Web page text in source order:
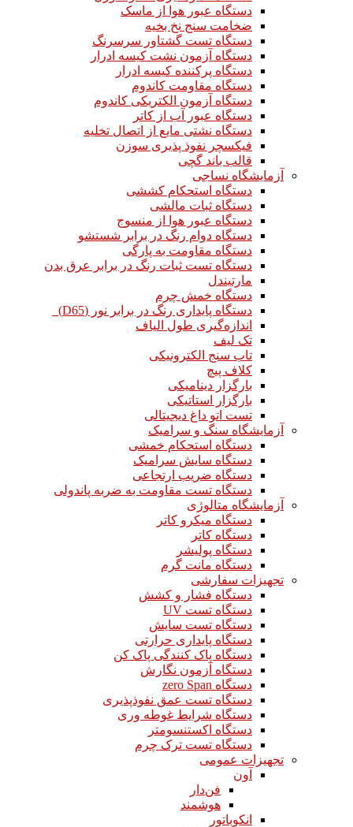
دستگاه عبور هوا از ماسک
ضخامت سنج نخ بخیه
دستگاه تست گشتاور سرسرنگ
دستگاه آزمون نشت کیسه ادرار
دستگاه پرکننده کیسه ادرار
دستگاه مقاومت کاندوم
دستگاه آزمون الکتریکی کاندوم
دستگاه عبور آب از کاتر
دستگاه نشتی مایع از اتصال تخلیه
فیکسچر نفوذ پذیری سوزن
قالب باند گچی
آزمایشگاه نساجی
دستگاه استحکام کششی
دستگاه ثبات مالشی
دستگاه عبور هوا از منسوج
دستگاه دوام رنگ در برابر شستشو
دستگاه مقاومت به پارگی
دستگاه تست ثبات رنگ در برابر عرق بدن
مارتیندل
دستگاه خمش چرم
دستگاه پایداری رنگ در برابر نور (D65)
اندازه‌گیری طول الیاف
تک لیف
تاب سنج الکترونیکی
کلاف پیچ
بارگزار دینامیکی
بارگزار استاتیکی
تست اتو داغ دیجیتالی
آزمایشگاه سنگ و سرامیک
دستگاه استحکام خمشی
دستگاه سایش سرامیک
دستگاه ضریب ارتجاعی
دستگاه تست مقاومت به ضربه پاندولی
آزمایشگاه متالوژی
دستگاه میکرو کاتر
دستگاه کاتر
دستگاه پولیشر
دستگاه مانت گرم
تجهیزات سفارشی
دستگاه فشار و کشش
دستگاه تست UV
دستگاه تست سایش
دستگاه پایداری حرارتی
دستگاه پاک کنندگی پاک کن
دستگاه آزمون نگارش
دستگاه zero Span
دستگاه تست عمق نفوذپذیری
دستگاه شرایط غوطه وری
دستگاه اکستنسومتر
دستگاه تست ترک چرم
تجهیزات عمومی
آون
فن‌دار
هوشمند
انکوباتور